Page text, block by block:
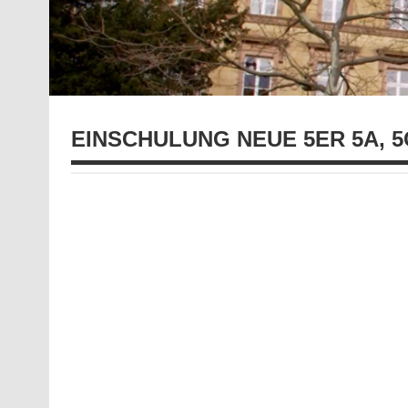
EINSCHULUNG NEUE 5ER 5A,